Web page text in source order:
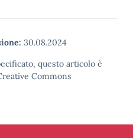
30.08.2024
questo articolo è
Commons